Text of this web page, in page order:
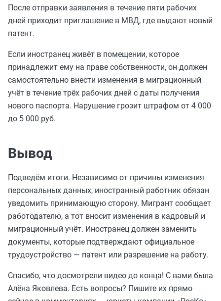
После отправки заявления в течение пяти рабочих
дней приходит приглашение в МВД, где выдают новый
патент.
Если иностранец живёт в помещении, которое
принадлежит ему на праве собственности, он должен
самостоятельно внести изменения в миграционный
учёт в течение трёх рабочих дней с даты получения
нового паспорта. Нарушение грозит штрафом от 4 000
до 5 000 руб.
Вывод
Подведём итоги. Независимо от причины изменения
персональных данных, иностранный работник обязан
уведомить принимающую сторону. Мигрант сообщает
работодателю, а тот вносит изменения в кадровый и
миграционный учёт. Иностранец должен заменить
документы, которые подтверждают официальное
трудоустройство — патент или разрешение на работу.
Спасибо, что досмотрели видео до конца! С вами была
Алёна Яковлева. Есть вопросы? Пишите их прямо